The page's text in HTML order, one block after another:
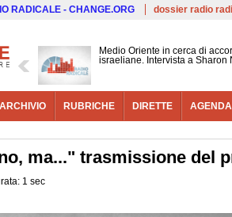
Salta al
RADICALE - CHANGE.ORG dossier radio
Medio Oriente in cerca di
israeliane. Intervista a Sharon
ARCHIVIO RUBRICHE DIRETTE AGENDA
ma..." trasmissione del
1 sec